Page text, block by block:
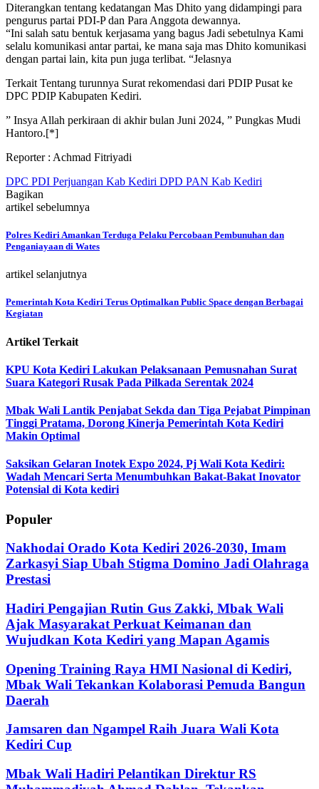
Diterangkan tentang kedatangan Mas Dhito yang didampingi para
pengurus partai PDI-P dan Para Anggota dewannya.
“Ini salah satu bentuk kerjasama yang bagus Jadi sebetulnya Kami
selalu komunikasi antar partai, ke mana saja mas Dhito komunikasi
dengan partai lain, kita pun juga terlibat. “Jelasnya
Terkait Tentang turunnya Surat rekomendasi dari PDIP Pusat ke
DPC PDIP Kabupaten Kediri.
” Insya Allah perkiraan di akhir bulan Juni 2024, ” Pungkas Mudi
Hantoro.[*]
Reporter : Achmad Fitriyadi
DPC PDI Perjuangan Kab Kediri DPD PAN Kab Kediri
Bagikan
artikel sebelumnya
Polres Kediri Amankan Terduga Pelaku Percobaan Pembunuhan dan
Penganiayaan di Wates
artikel selanjutnya
Pemerintah Kota Kediri Terus Optimalkan Public Space dengan Berbagai
Kegiatan
Artikel Terkait
KPU Kota Kediri Lakukan Pelaksanaan Pemusnahan Surat
Suara Kategori Rusak Pada Pilkada Serentak 2024
Mbak Wali Lantik Penjabat Sekda dan Tiga Pejabat Pimpinan
Tinggi Pratama, Dorong Kinerja Pemerintah Kota Kediri
Makin Optimal
Saksikan Gelaran Inotek Expo 2024, Pj Wali Kota Kediri:
Wadah Mencari Serta Menumbuhkan Bakat-Bakat Inovator
Potensial di Kota kediri
Populer
Nakhodai Orado Kota Kediri 2026-2030, Imam
Zarkasyi Siap Ubah Stigma Domino Jadi Olahraga
Prestasi
Hadiri Pengajian Rutin Gus Zakki, Mbak Wali
Ajak Masyarakat Perkuat Keimanan dan
Wujudkan Kota Kediri yang Mapan Agamis
Opening Training Raya HMI Nasional di Kediri,
Mbak Wali Tekankan Kolaborasi Pemuda Bangun
Daerah
Jamsaren dan Ngampel Raih Juara Wali Kota
Kediri Cup
Mbak Wali Hadiri Pelantikan Direktur RS